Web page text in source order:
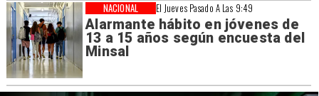
El Jueves Pasado A Las 9:49
Alarmante hábito en jóvenes de
13 a 15 años según encuesta del
Minsal
NACIONAL